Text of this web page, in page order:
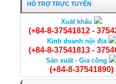
Cá Mè Vinh nguyên con
HỖ TRỢ TRỰC TUYẾN
Xuất khẩu
(+84-8-37541812 -
Kinh doanh nội địa
(+84-8-37541813 -
Sản xuất - Gia công
(+84-8-37541890)